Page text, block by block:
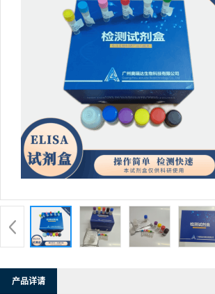
产品详请